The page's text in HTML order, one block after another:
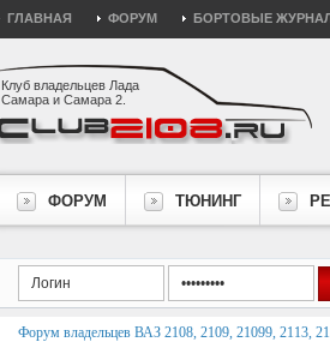
ГЛАВНАЯ ФОРУМ БОРТОВЫЕ
Клуб владельцев Лада
Самара и Самара 2.
ФОРУМ ТЮНИНГ
Форум владельцев ВАЗ 2108, 2109, 21099, 2113,